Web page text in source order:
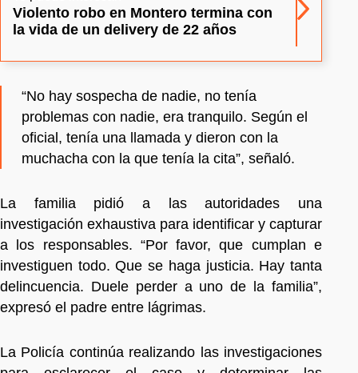
Violento robo en Montero termina con
la vida de un delivery de 22 años
“No hay sospecha de nadie, no tenía
problemas con nadie, era tranquilo. Según el
oficial, tenía una llamada y dieron con la
muchacha con la que tenía la cita”, señaló.
La familia pidió a las autoridades una
investigación exhaustiva para identificar y capturar
a los responsables. “Por favor, que cumplan e
investiguen todo. Que se haga justicia. Hay tanta
delincuencia. Duele perder a uno de la familia”,
expresó el padre entre lágrimas.
La Policía continúa realizando las investigaciones